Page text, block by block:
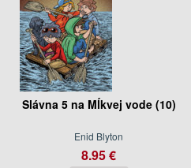
Slávna 5 na Mĺkvej vode (10)
Enid Blyton
8.95 €